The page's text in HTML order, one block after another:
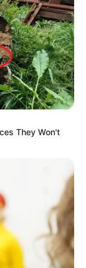
traineeMusic
lima
StardiGenie
Artist
They Won't